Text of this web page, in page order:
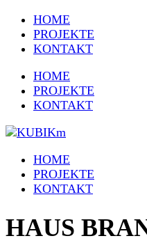
HOME
PROJEKTE
KONTAKT
HOME
PROJEKTE
KONTAKT
HOME
PROJEKTE
KONTAKT
HAUS